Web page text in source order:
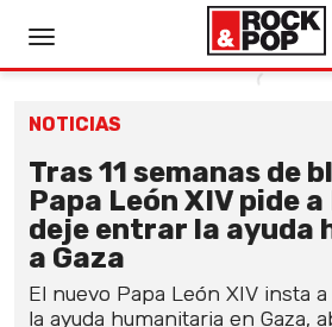
NOTICIAS
Tras 11 semanas de
Papa León XIV pide
deje entrar la ayuda
a Gaza
El nuevo Papa León XIV insta
la ayuda humanitaria en Gaza,